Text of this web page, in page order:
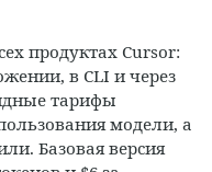
продуктах Cursor:
в CLI и через
тарифы
модели, а
Базовая версия